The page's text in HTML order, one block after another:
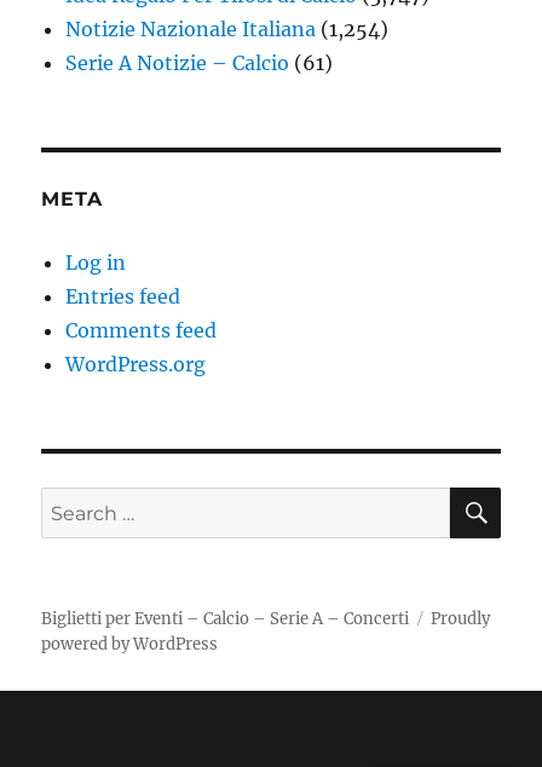
Notizie Nazionale Italiana (1,254)
Serie A Notizie – Calcio (61)
META
Log in
Entries feed
Comments feed
WordPress.org
Search
for:
Biglietti per Eventi – Calcio – Serie A – Concerti
Proudly
powered by WordPress